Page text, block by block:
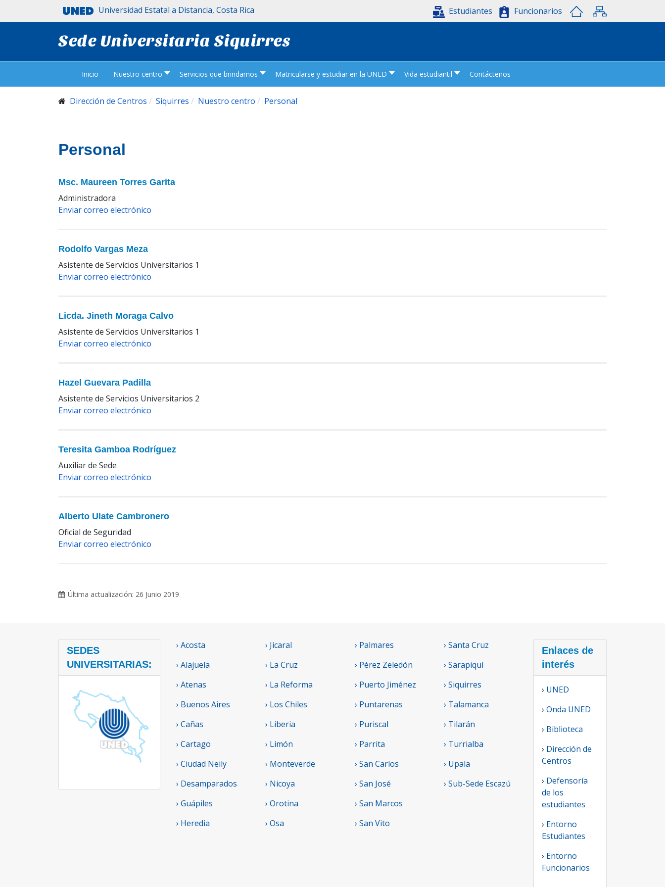
Universidad Estatal a Distancia, Costa Rica Estudiantes Funcionarios
Sede Universitaria Siquirres
Inicio Nuestro centro Servicios que brindamos Matricularse y estudiar en la UNED Vida estudiantil Contáctenos
Dirección de Centros Siquirres Nuestro centro Personal
Personal
Msc. Maureen Torres Garita
Administradora
Enviar correo electrónico
Rodolfo Vargas Meza
Asistente de Servicios Universitarios 1
Enviar correo electrónico
Licda. Jineth Moraga Calvo
Asistente de Servicios Universitarios 1
Enviar correo electrónico
Hazel Guevara Padilla
Asistente de Servicios Universitarios 2
Enviar correo electrónico
Teresita Gamboa Rodríguez
Auxiliar de Sede
Enviar correo electrónico
Alberto Ulate Cambronero
Oficial de Seguridad
Enviar correo electrónico
Última actualización: 26 Junio 2019
SEDES
UNIVERSITARIAS:
› Acosta
› Alajuela
› Atenas
› Buenos Aires
› Cañas
› Cartago
› Ciudad Neily
› Desamparados
› Guápiles
› Heredia
› Jicaral
› La Cruz
› La Reforma
› Los Chiles
› Liberia
› Limón
› Monteverde
› Nicoya
› Orotina
› Osa
› Palmares
› Pérez Zeledón
› Puerto Jiménez
› Puntarenas
› Puriscal
› Parrita
› San Carlos
› San José
› San Marcos
› San Vito
› Santa Cruz
› Sarapiquí
› Siquirres
› Talamanca
› Tilarán
› Turrialba
› Upala
› Sub-Sede Escazú
Enlaces de
interés
› UNED
› Onda UNED
› Biblioteca
› Dirección de
Centros
› Defensoría
de los
estudiantes
› Entorno
Estudiantes
› Entorno
Funcionarios